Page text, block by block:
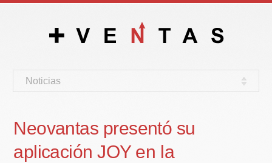
Noticias
Neovantas presentó su
aplicación JOY en la